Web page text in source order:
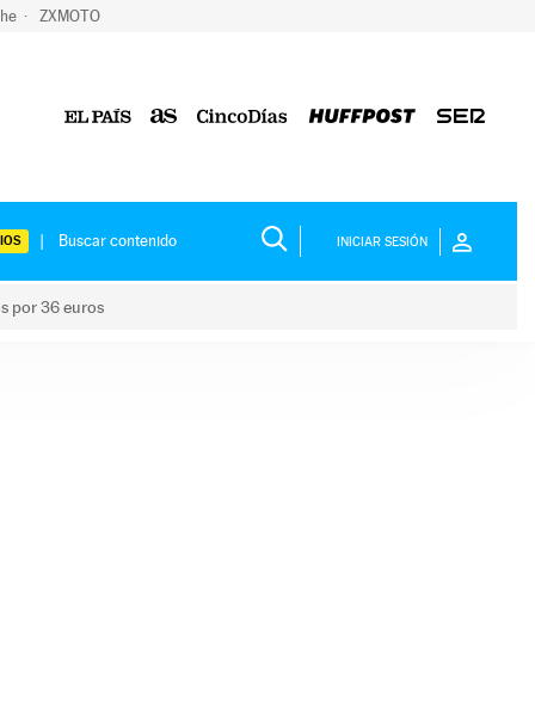
ZXMOTO
INICIAR SESIÓN
por 36 euros